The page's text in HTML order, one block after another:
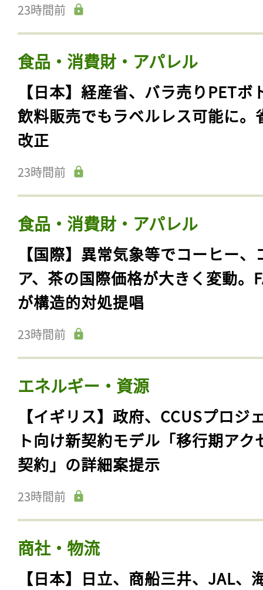
23時間前
食品・消費財・アパレル
【日本】経産省、バラ売りPETボ
飲料販売でもラベルレス可能に。
改正
23時間前
食品・消費財・アパレル
【国際】異常気象等でコーヒー、
ア、茶の国際価格が大きく変動。
が構造的対処提唱
23時間前
エネルギー・資源
【イギリス】政府、CCUSプロジ
ト向け新契約モデル「移行期アク
契約」の詳細案提示
23時間前
商社・物流
【日本】日立、商船三井、JAL、
ログイン
会員登録